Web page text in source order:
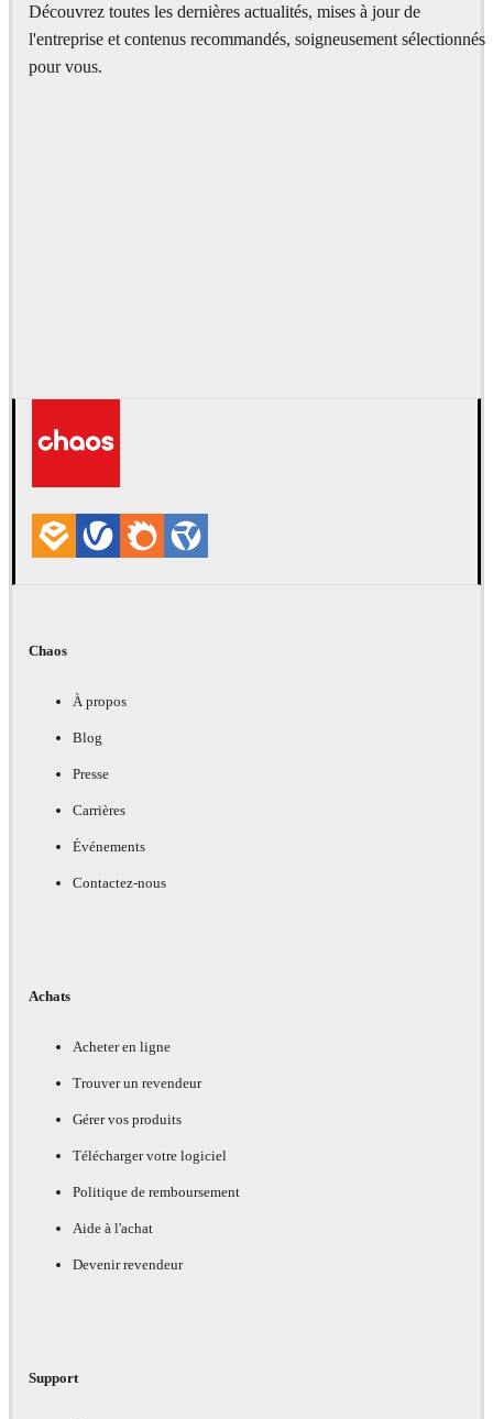
Découvrez toutes les dernières actualités, mises à jour de
l'entreprise et contenus recommandés, soigneusement sélectionnés
pour vous.
Chaos
À propos
Blog
Presse
Carrières
Événements
Contactez-nous
Achats
Acheter en ligne
Trouver un revendeur
Gérer vos produits
Télécharger votre logiciel
Politique de remboursement
Aide à l'achat
Devenir revendeur
Support